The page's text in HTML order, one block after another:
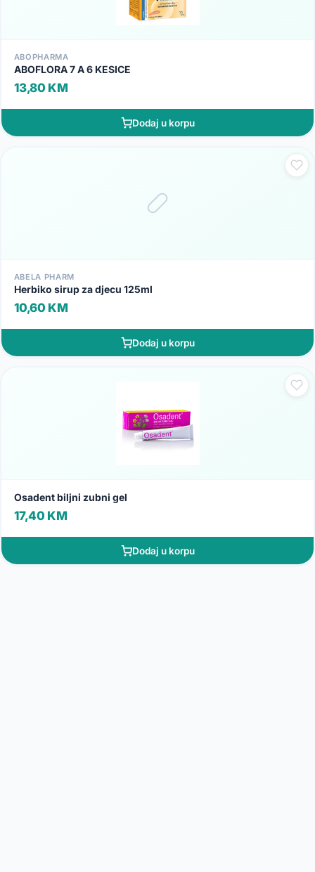
ABOPHARMA
ABOFLORA 7 A 6 KESICE
13,80 KM
Dodaj u korpu
ABELA PHARM
Herbiko sirup za djecu 125ml
10,60 KM
Dodaj u korpu
Osadent biljni zubni gel
17,40 KM
Dodaj u korpu